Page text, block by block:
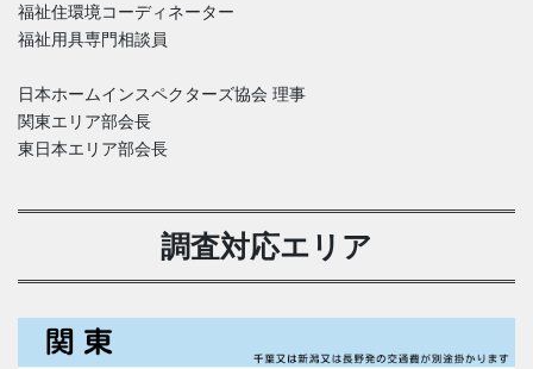
福祉住環境コーディネーター
福祉用具専門相談員
日本ホームインスペクターズ協会 理事
関東エリア部会長
東日本エリア部会長
調査対応エリア